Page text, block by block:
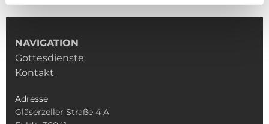
NAVIGATION
Gottesdienste
Kontakt
Adresse
Gläserzeller Straße 4 A